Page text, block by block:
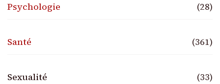
Psychologie (28)
Santé (361)
Sexualité (33)